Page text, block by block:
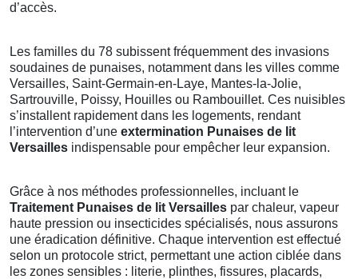
d’accès.
Les familles du 78 subissent fréquemment des invasions
soudaines de punaises, notamment dans les villes comme
Versailles, Saint-Germain-en-Laye, Mantes-la-Jolie,
Sartrouville, Poissy, Houilles ou Rambouillet. Ces nuisibles
s’installent rapidement dans les logements, rendant
l’intervention d’une extermination Punaises de lit
Versailles indispensable pour empêcher leur expansion.
Grâce à nos méthodes professionnelles, incluant le
Traitement Punaises de lit Versailles par chaleur, vapeur
haute pression ou insecticides spécialisés, nous assurons
une éradication définitive. Chaque intervention est effectué
selon un protocole strict, permettant une action ciblée dans
les zones sensibles : literie, plinthes, fissures, placards,